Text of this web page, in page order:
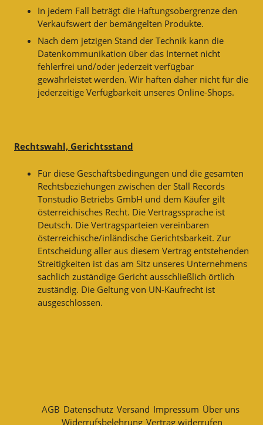
In jedem Fall beträgt die Haftungsobergrenze den
Verkaufswert der bemängelten Produkte.
Nach dem jetzigen Stand der Technik kann die
Datenkommunikation über das Internet nicht
fehlerfrei und/oder jederzeit verfügbar
gewährleistet werden. Wir haften daher nicht für die
jederzeitige Verfügbarkeit unseres Online-Shops.
Rechtswahl, Gerichtsstand
Für diese Geschäftsbedingungen und die gesamten
Rechtsbeziehungen zwischen der Stall Records
Tonstudio Betriebs GmbH und dem Käufer gilt
österreichisches Recht. Die Vertragssprache ist
Deutsch. Die Vertragsparteien vereinbaren
österreichische/inländische Gerichtsbarkeit. Zur
Entscheidung aller aus diesem Vertrag entstehenden
Streitigkeiten ist das am Sitz unseres Unternehmens
sachlich zuständige Gericht ausschließlich örtlich
zuständig. Die Geltung von UN-Kaufrecht ist
ausgeschlossen.
AGB Datenschutz Versand Impressum Über uns
Widerrufsbelehrung Vertrag widerrufen